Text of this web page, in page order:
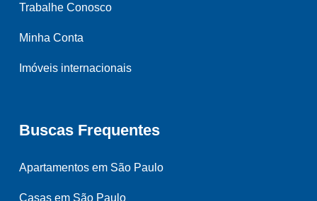
Trabalhe Conosco
Minha Conta
Imóveis internacionais
Buscas Frequentes
Apartamentos em São Paulo
Casas em São Paulo